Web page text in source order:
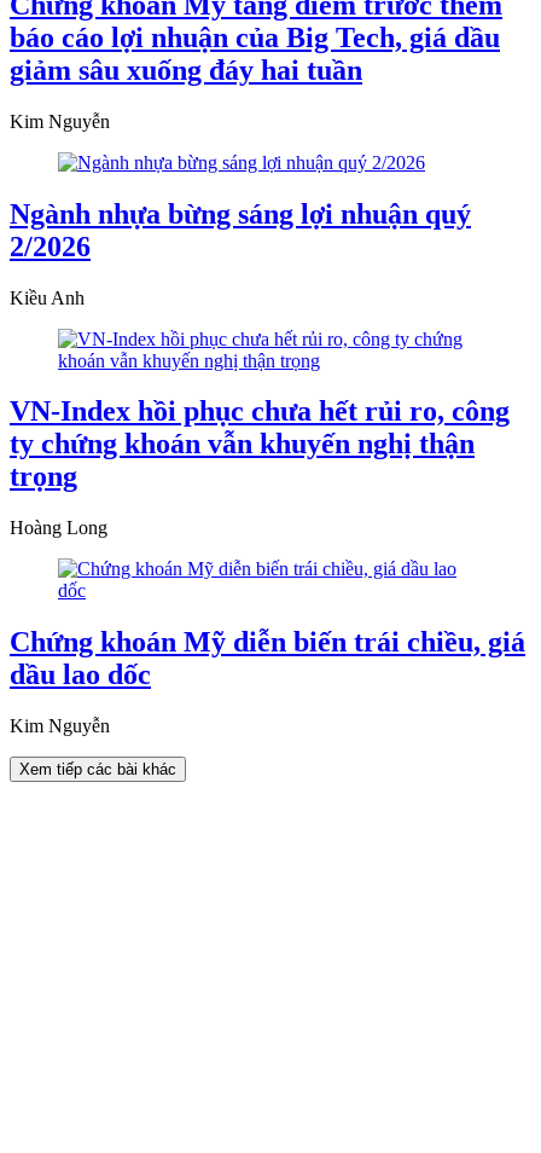
báo cáo lợi nhuận của Big Tech, giá dầu
giảm sâu xuống đáy hai tuần
Kim Nguyễn
Ngành nhựa bừng sáng lợi nhuận quý
2/2026
Kiều Anh
VN-Index hồi phục chưa hết rủi ro, công
ty chứng khoán vẫn khuyến nghị thận
trọng
Hoàng Long
Chứng khoán Mỹ diễn biến trái chiều, giá
dầu lao dốc
Kim Nguyễn
Xem tiếp các bài khác